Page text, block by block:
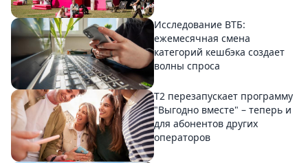
Исследование ВТБ:
ежемесячная смена
категорий кешбэка создает
волны спроса
Т2 перезапускает программу
"Выгодно вместе" – теперь и
для абонентов других
операторов